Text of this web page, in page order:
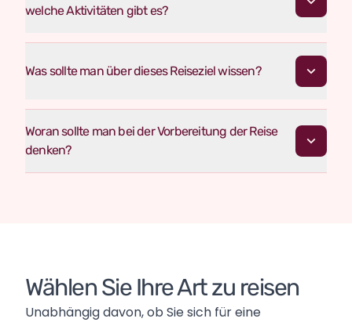
welche Aktivitäten gibt es?
Was sollte man über dieses Reiseziel wissen?
Woran sollte man bei der Vorbereitung der Reise
denken?
Wählen Sie Ihre Art zu reisen
Unabhängig davon, ob Sie sich für eine